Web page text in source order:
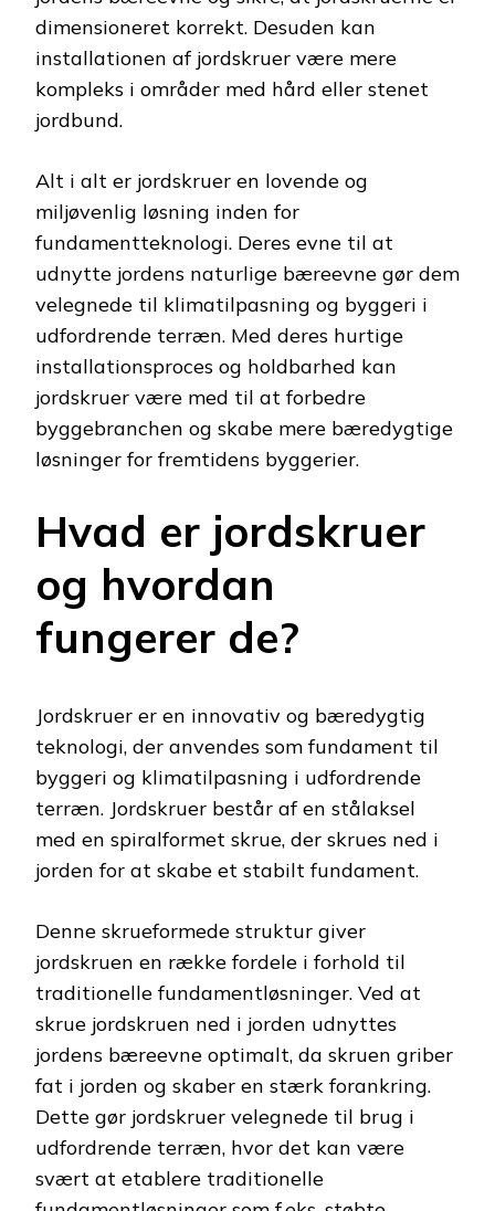
dimensioneret korrekt. Desuden kan
installationen af jordskruer være mere
kompleks i områder med hård eller stenet
jordbund.
Alt i alt er jordskruer en lovende og
miljøvenlig løsning inden for
fundamentteknologi. Deres evne til at
udnytte jordens naturlige bæreevne gør dem
velegnede til klimatilpasning og byggeri i
udfordrende terræn. Med deres hurtige
installationsproces og holdbarhed kan
jordskruer være med til at forbedre
byggebranchen og skabe mere bæredygtige
løsninger for fremtidens byggerier.
Hvad er jordskruer
og hvordan
fungerer de?
Jordskruer er en innovativ og bæredygtig
teknologi, der anvendes som fundament til
byggeri og klimatilpasning i udfordrende
terræn. Jordskruer består af en stålaksel
med en spiralformet skrue, der skrues ned i
jorden for at skabe et stabilt fundament.
Denne skrueformede struktur giver
jordskruen en række fordele i forhold til
traditionelle fundamentløsninger. Ved at
skrue jordskruen ned i jorden udnyttes
jordens bæreevne optimalt, da skruen griber
fat i jorden og skaber en stærk forankring.
Dette gør jordskruer velegnede til brug i
udfordrende terræn, hvor det kan være
svært at etablere traditionelle